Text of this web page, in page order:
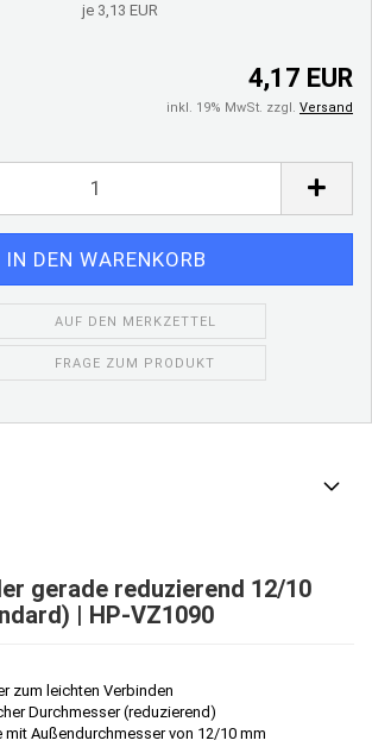
je 3,13 EUR
4,17 EUR
inkl. 19% MwSt. zzgl. Versand
AUF DEN MERKZETTEL
FRAGE ZUM PRODUKT
gerade reduzierend 12/10
| HP-VZ1090
zum leichten Verbinden
Durchmesser (reduzierend)
mit Außendurchmesser von 12/10 mm